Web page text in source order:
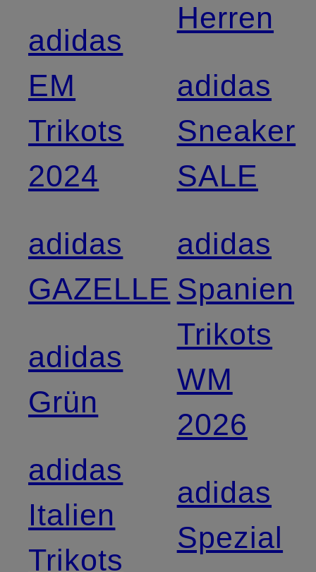
adidas
EM
Trikots
2024
adidas
GAZELLE
adidas
Grün
adidas
Italien
Trikots
Herren
adidas
Sneaker
SALE
adidas
Spanien
Trikots
WM
2026
adidas
Spezial